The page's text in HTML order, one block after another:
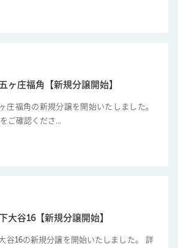
ヶ庄福角【新規分譲開始】
庄福角の新規分譲を開始いたしました。
ご確認くださ...
大谷16【新規分譲開始】
谷16の新規分譲を開始いたしました。 詳